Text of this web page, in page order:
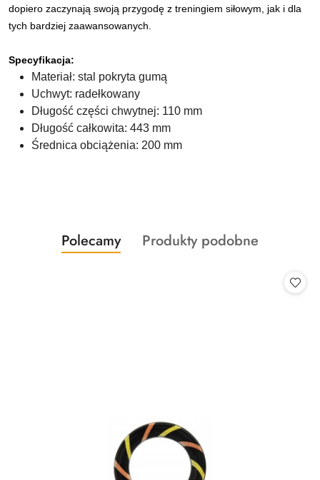
dopiero zaczynają swoją przygodę z treningiem siłowym, jak i dla
tych bardziej zaawansowanych.
Specyfikacja:
Materiał: stal pokryta gumą
Uchwyt: radełkowany
Długość części chwytnej: 110 mm
Długość całkowita: 443 mm
Średnica obciążenia: 200 mm
Pomiń karuzelę produktów
Produkty
o
Polecamy
Produkty
Produkty podobne